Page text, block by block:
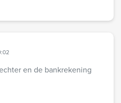
en de bankrekening